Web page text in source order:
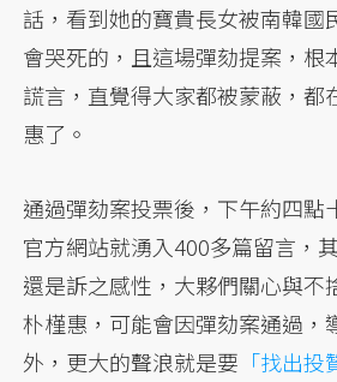
話，看到她的寶貴長女被南韓國
會哭死的，且這場彈劾提案，根
謊言，直覺得大家都被蒙蔽，都
惠了。
通過彈劾案投票後，下午約四點
官方網站就湧入400多篇留言，
還是訴之感性，大夥們關心與不
朴槿惠，可能會因彈劾案通過，
外，更大的聲浪就是要 「找出